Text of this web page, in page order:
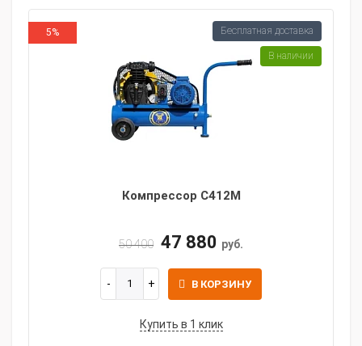
5%
Компрессор С412М
50 400 47 880 руб.
В КОРЗИНУ
Купить в 1 клик
Бесплатная доставка
В наличии